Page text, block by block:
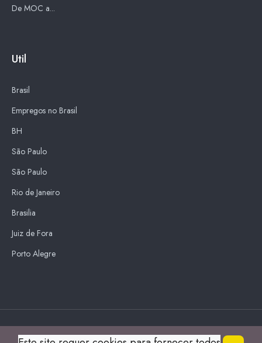
De MOC a...
Util
Brasil
Empregos no Brasil
BH
São Paulo
São Paulo
Rio de Janeiro
Brasilia
Juiz de Fora
Porto Alegre
Blue Sky